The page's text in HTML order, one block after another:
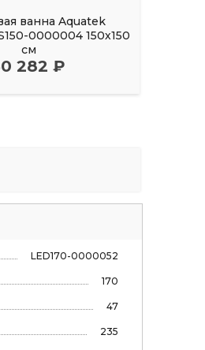
ванна Aquatek
0000004 150х150
см
282 ₽
LED170-0000052
170
47
235